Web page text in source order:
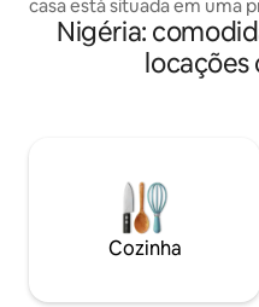
casa está situada em uma
segura 24 horas por dia, 7
semana, com sua própria
pessoal e um zelador
ar-condicionado, PS 5,
tênis de mesa, mesa de
Smart TV/fechadura,
automatizados, colchões
Nigéria:
locações
Cozinha